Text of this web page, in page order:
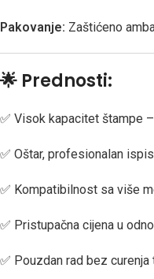
Pakovanje: Zaštićeno
🌟 Prednosti:
✅ Visok kapacitet štampe
✅ Oštar, profesionalan ispis
✅ Kompatibilnost sa više
✅ Pristupačna cijena u
✅ Pouzdan rad bez